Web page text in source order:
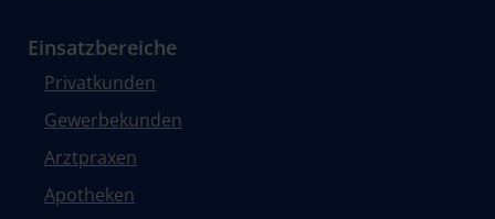
Einsatzbereiche
Privatkunden
Gewerbekunden
Arztpraxen
Apotheken